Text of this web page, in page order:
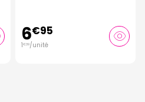
6€95
1€39/unité